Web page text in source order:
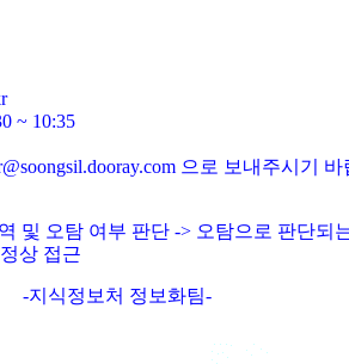
~ 10:35
으로 보내주시기
및 오탐 여부 판단 -> 오탐으로 판단되
상 접근
-지식정보처 정보화팀-